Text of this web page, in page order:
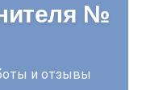
№
и отзывы